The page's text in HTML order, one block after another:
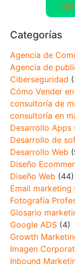
Categorías
Agencia de
Agencia de
Ciberseguridad
Cómo Vender
consultoría de
consultoría en
Desarrollo Apps
Desarrollo de
Desarrollo Web
Diseño
Diseño Web (44)
Email marketing
Fotografía
Glosario
Google ADS (4)
Growth
Imagen
Inbound